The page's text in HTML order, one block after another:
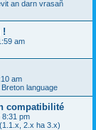
an darn vrasañ
!
am
am
language
compatibilité
8:31 pm
2.x ha 3.x)